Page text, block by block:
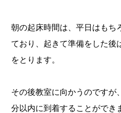
朝の起床時間は、平日はもち
ており、起きて準備をした後
をとります。
その後教室に向かうのですが
分以内に到着することができ